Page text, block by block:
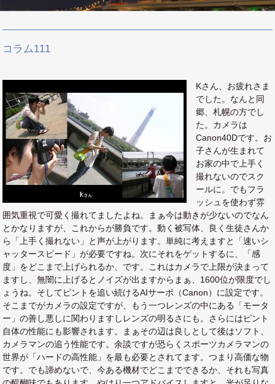
コラム111
Kさん、お疲れさま
でした。なんと同
郷、札幌の方でし
た。カメラは
Canon40Dです。お
子さんが生まれて
お家の中で上手く
撮れないのでスク
ールに。でもフラ
ッシュを使わず雰
囲気重視で可愛く撮れてましたよね。まぁ今は動きが少ないのでなん
とかなりますが、これからが勝負です。動く被写体、良く生徒さんか
ら「上手く撮れない」と声が上がります。単純に考えますと「速いシ
ャッタースピード」が必要ですね。次にそれをゲットするに、「感
度」をどこまで上げられるか、です。これはカメラで上限が決まって
ますし、無闇に上げるとノイズが出ますからまぁ、1600位が限度でし
ょうね。そしてピントを追い続けるAIサーボ（Canon）に設定です。
そこまでがカメラの設定ですが、もう一つレンズの中にある「モータ
ー」の善し悪しに関わりますしレンズの明るさにも。さらにはピント
自体の性能にも影響されます。まぁその辺は良しとして後はソフト、
カメラマンの追う性能です。余談ですが恐らくスポーツカメラマンの
世界が「ハードの高性能」を最も必要とされてます。つまり高価な物
です。でも諦めないで、今ある機材でどこまでできるか、それも写真